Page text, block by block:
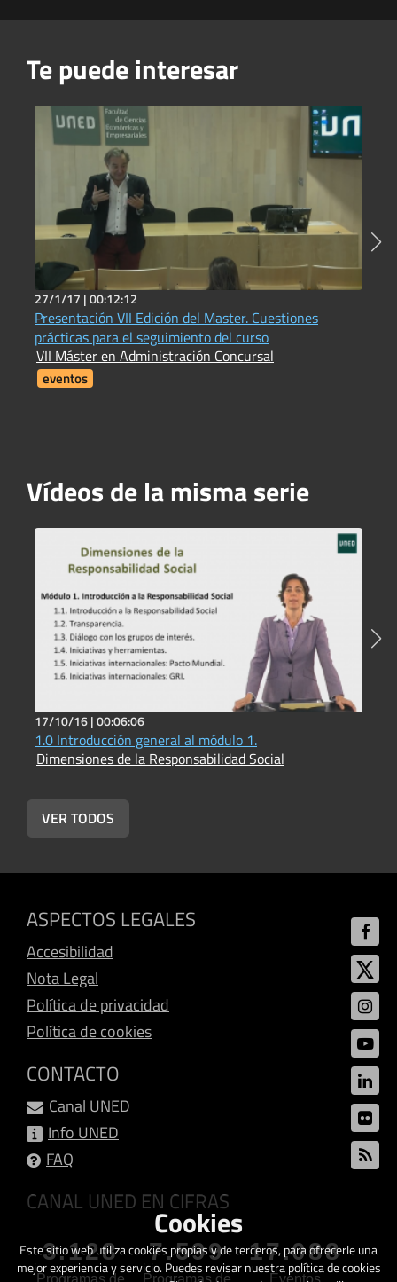
Te puede interesar
27/1/17 |00:12:12
Presentación VII Edición del Master. Cuestiones
prácticas para el seguimiento del curso
VII Máster en Administración Concursal
eventos
Vídeos de la misma serie
17/10/16 |00:06:06
1.0 Introducción general al módulo 1.
Dimensiones de la Responsabilidad Social
VER TODOS
ASPECTOS LEGALES
Accesibilidad
Nota Legal
Política de privacidad
Política de cookies
CONTACTO
Canal UNED
Info UNED
FAQ
CANAL UNED EN CIFRAS
3.128
Programas de
7.599
Programas de
17.088
Eventos
Cookies
Este sitio web utiliza cookies propias y de terceros, para ofrecerle una
mejor experiencia y servicio. Puedes revisar nuestra política de cookies